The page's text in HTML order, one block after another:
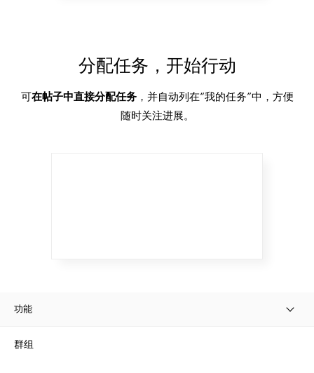
分配任务，开始行动
可在帖子中直接分配任务，并自动列在“我的任务”中，方便
随时关注进展。
功能
群组